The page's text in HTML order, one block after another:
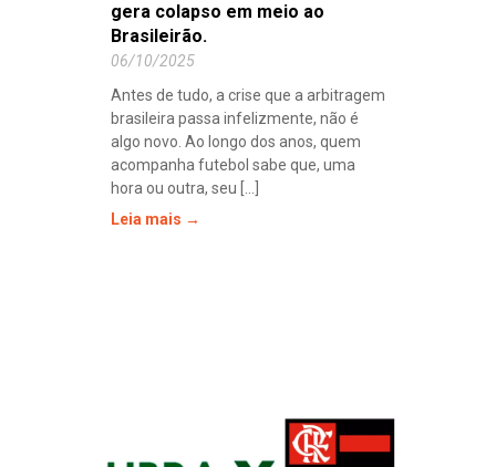
gera colapso em meio ao
Brasileirão.
06/10/2025
Antes de tudo, a crise que a arbitragem
brasileira passa infelizmente, não é
algo novo. Ao longo dos anos, quem
acompanha futebol sabe que, uma
hora ou outra, seu [...]
Leia mais →